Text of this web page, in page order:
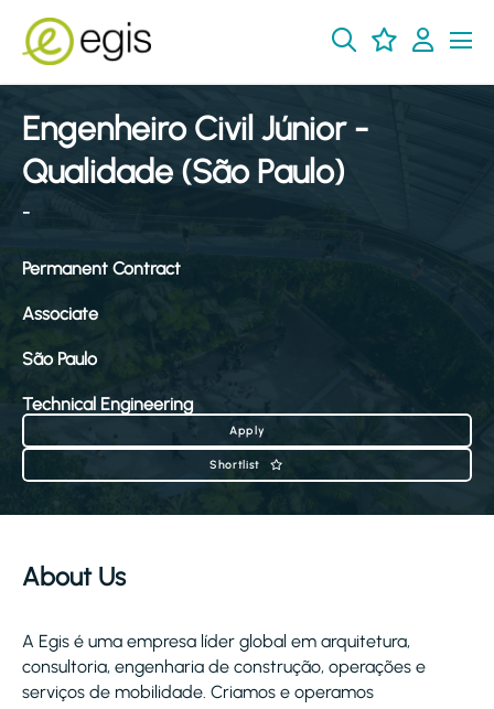
Engenheiro Civil Júnior -
Qualidade (São Paulo)
-
Permanent Contract
Associate
São Paulo
Technical Engineering
Apply
Shortlist
About Us
A Egis é uma empresa líder global em arquitetura,
consultoria, engenharia de construção, operações e
serviços de mobilidade. Criamos e operamos